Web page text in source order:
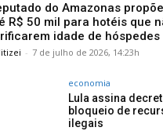
do Amazonas
R$ 50 mil para hotéis que
idade de hóspedes
- 7 de julho de 2026, 14:23h
economia
Lula assina
bloqueio de
ilegais